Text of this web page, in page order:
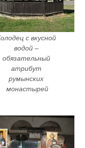
с вкусной
водой –
обязательный
атрибут
румынских
монастырей